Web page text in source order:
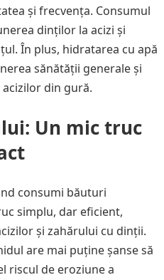
și frecvența. Consumul
dinților la acizi și
În plus, hidratarea cu apă
sănătății generale și
din gură.
Un mic truc
consumi băuturi
simplu, dar eficient,
și zahărului cu dinții.
are mai puține șanse să
riscul de eroziune a